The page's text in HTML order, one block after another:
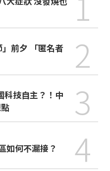
前夕 「匿名者
2
3
如何不漏接？ 4